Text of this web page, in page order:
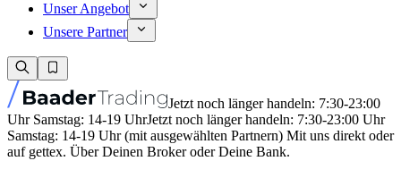
Unser Angebot
Unsere Partner
Jetzt noch länger handeln: 7:30-23:00
Uhr Samstag: 14-19 UhrJetzt noch länger handeln: 7:30-23:00 Uhr
Samstag: 14-19 Uhr (mit ausgewählten Partnern) Mit uns direkt oder
auf gettex. Über Deinen Broker oder Deine Bank.